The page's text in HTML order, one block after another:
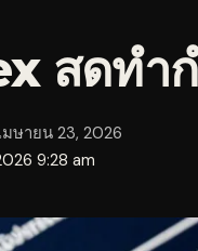
สดทำ
9:28 am
มษายน 23, 2026